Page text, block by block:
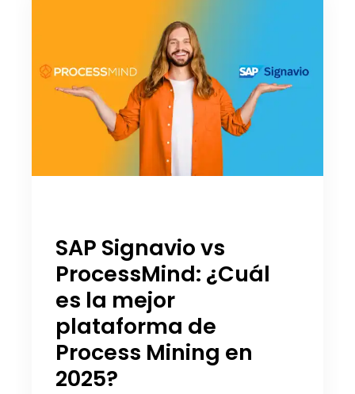
SAP Signavio vs
ProcessMind: ¿Cuál
es la mejor
plataforma de
Process Mining en
2025?